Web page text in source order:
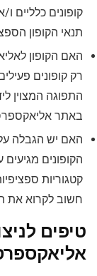
קופונים כלליים
תנאי הקופון
האם הקופון
רק קופונים
התפוגה המצוין
באתר
האם יש הגבלה
הקופונים
קטגוריות
חשוב לקרוא את
טיפים